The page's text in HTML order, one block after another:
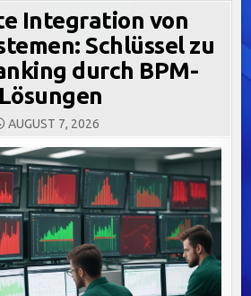
Integration von
Schlüssel zu
durch BPM-
Lösungen
AUGUST 7, 2026